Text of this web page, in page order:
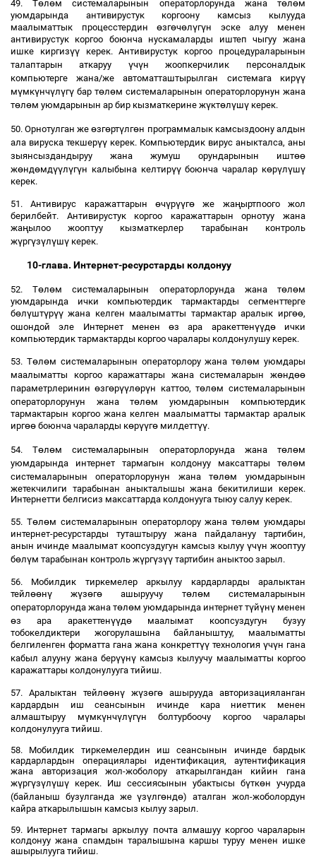
49. Төлөм системаларынын операторлорунда жана төлөм
уюмдарында антивирустук коргоону камсыз кылууда
маалыматтык процесстердинөзгөчөлүгүн эске алуу менен
антивирустук коргоо боюнча нускамаларды иштеп чыгуу жана
ишке киргизүүкерек. Антивирустук коргоо процедураларынын
талаптарын аткаруу үчүн жоопкерчилик персоналдык
компьютерге жана/же автоматташтырылган системага кирүү
мүмкүнчүлүгү бар төлөм системаларынын операторлорунун жана
төлөм уюмдарынын ар бир кызматкерине жүктөлүшү керек.
50. Орнотулган жеөзгөртүлгөн программалык камсыздоону алдын
ала вируска текшерүү керек. Компьютердик вирус аныкталса, аны
зыянсыздандыруу жана жумуш орундарынын иштөө
жөндөмдүүлүгүн калыбына келтирүүбоюнча чаралар көрүлүшү
керек.
51. Антивирус каражаттарын өчүрүүгө же жаңыртпоого жол
берилбейт. Антивирустук коргоо каражаттарын орнотуу жана
жаңылоо жооптуу кызматкерлер тарабынан контроль
жүргүзүлүшү керек.
10-глава. Интернет-ресурстарды колдонуу
52. Төлөм системаларынын операторлорунда жана төлөм
уюмдарында ички компьютердик тармактарды сегменттерге
бөлүштүрүү жана келген маалыматты тармактар аралык иргөө,
ошондой эле Интернет мененөз ара аракеттенүүдөички
компьютердик тармактарды коргоо чаралары колдонулушу керек.
53. Төлөм системаларынын операторлору жана төлөм уюмдары
маалыматты коргоо каражаттары жана системаларын жөндөө
параметрлерининөзгөрүүлөрүн каттоо, төлөм системаларынын
операторлорунун жана төлөм уюмдарынын компьютердик
тармактарын коргоо жана келген маалыматты тармактар аралык
иргөө боюнча чараларды көрүүгө милдеттүү.
54. Төлөм системаларынын операторлорунда жана төлөм
уюмдарында интернет тармагын колдонуу максаттары төлөм
системаларынын операторлорунун жана төлөм уюмдарынын
жетекчилиги тарабынан аныкталышы жана бекитилиши керек.
Интернетти белгисиз максаттарда колдонууга тыюу салуу керек.
55. Төлөм системаларынын операторлору жана төлөм уюмдары
интернет-ресурстарды туташтыруу жана пайдалануу тартибин,
анын ичинде маалымат коопсуздугун камсыз кылуу үчүн жооптуу
бөлүм тарабынан контроль жүргүзүү тартибин аныктоо зарыл.
56. Мобилдик тиркемелер аркылуу кардарларды аралыктан
тейлөөнү жүзөгө ашыруучу төлөм системаларынын
операторлорунда жана төлөм уюмдарында интернет түйүнү менен
өз ара аракеттенүүдөмаалымат коопсуздугун бузуу
тобокелдиктери жогорулашына байланыштуу, маалыматты
белгиленген форматта гана жана конкреттүүтехнология үчүн гана
кабыл алууну жана берүүнүкамсыз кылуучу маалыматты коргоо
каражаттары колдонулууга тийиш.
57. Аралыктан тейлөөнү жүзөгө ашырууда авторизацияланган
кардардын иш сеансынын ичинде кара ниеттик менен
алмаштыруу мүмкүнчүлүгүн болтурбоочу коргоо чаралары
колдонулууга тийиш.
58. Мобилдик тиркемелердин иш сеансынын ичинде бардык
кардарлардын операциялары идентификация, аутентификация
жана авторизация жол-жоболору аткарылгандан кийин гана
жүргүзүлүшү керек. Иш сессиясынын убактысы бүткөн учурда
(байланыш бузулганда жеүзүлгөндө) аталган жол-жоболордун
кайра аткарылышын камсыз кылуу зарыл.
59. Интернет тармагы аркылуу почта алмашуу коргоо чараларын
колдонуу жана спамдын таралышына каршы туруу менен ишке
ашырылууга тийиш.